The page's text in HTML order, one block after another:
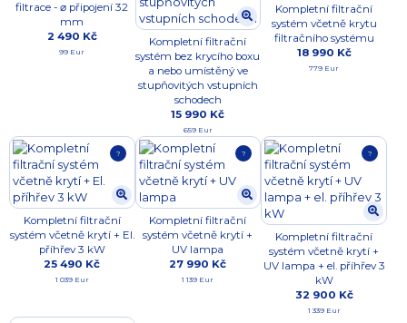
filtrace - ⌀ připojení 32
mm
2 490 Kč
99 Eur
Kompletní filtrační
systém bez krycího boxu
a nebo umístěný ve
stupňovitých vstupních
schodech
15 990 Kč
659 Eur
Kompletní filtrační
systém včetně krytu
filtračního systému
18 990 Kč
779 Eur
Kompletní filtrační
systém včetně krytí + El.
příhřev 3 kW
?
25 490 Kč
1 039 Eur
Kompletní filtrační
systém včetně krytí +
UV lampa
?
27 990 Kč
1 139 Eur
Kompletní filtrační
systém včetně krytí +
UV lampa + el. příhřev 3
kW
?
32 900 Kč
1 339 Eur